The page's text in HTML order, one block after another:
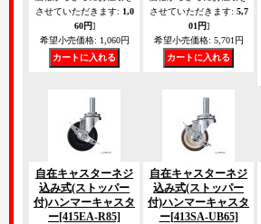
させていただきます: 1,0
60円]
希望小売価格: 1,060円
させていただきます: 5,7
01円]
希望小売価格: 5,701円
自在キャスターネジ
込み式(ストッパー
付)ハンマーキャスタ
ー[415EA-R85]
自在キャスターネジ
込み式(ストッパー
付)ハンマーキャスタ
ー[413SA-UB65]